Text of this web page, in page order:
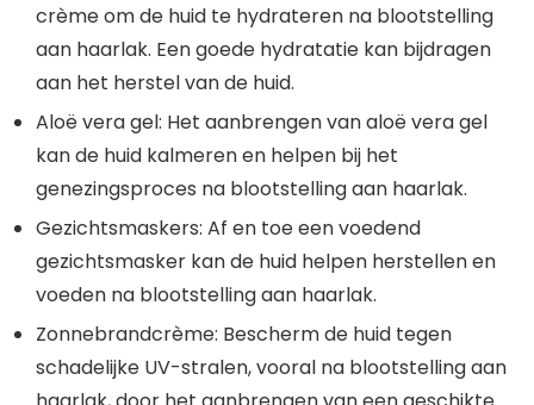
crème om de huid te hydrateren na blootstelling
aan haarlak. Een goede hydratatie kan bijdragen
aan het herstel van de huid.
Aloë vera gel: Het aanbrengen van aloë vera gel
kan de huid kalmeren en helpen bij het
genezingsproces na blootstelling aan haarlak.
Gezichtsmaskers: Af en toe een voedend
gezichtsmasker kan de huid helpen herstellen en
voeden na blootstelling aan haarlak.
Zonnebrandcrème: Bescherm de huid tegen
schadelijke UV-stralen, vooral na blootstelling aan